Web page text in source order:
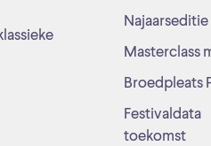
Najaarseditie
Masterclass
Broedpleats
Festivaldata
toekomst